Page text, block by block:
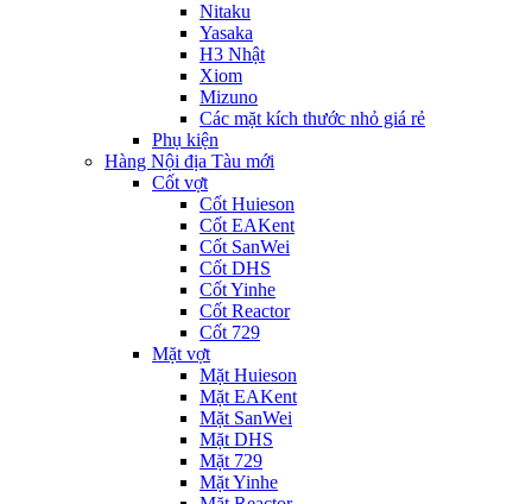
Nitaku
Yasaka
H3 Nhật
Xiom
Mizuno
Các mặt kích thước nhỏ giá rẻ
Phụ kiện
Hàng Nội địa Tàu mới
Cốt vợt
Cốt Huieson
Cốt EAKent
Cốt SanWei
Cốt DHS
Cốt Yinhe
Cốt Reactor
Cốt 729
Mặt vợt
Mặt Huieson
Mặt EAKent
Mặt SanWei
Mặt DHS
Mặt 729
Mặt Yinhe